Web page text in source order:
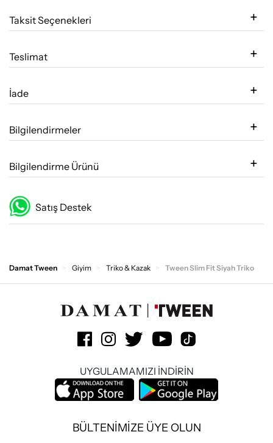
Taksit Seçenekleri
Teslimat
İade
Bilgilendirmeler
Bilgilendirme Ürünü
Satış Destek
Damat Tween Giyim Triko & Kazak Tween Slim Fit Siyah Triko
UYGULAMAMIZI İNDİRİN
BÜLTENİMİZE ÜYE OLUN